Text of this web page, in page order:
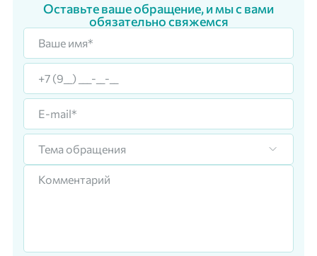
Оставьте ваше обращение, и мы с вами
обязательно свяжемся
Тема обращения